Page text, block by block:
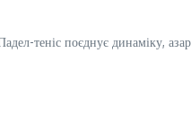
теніс поєднує динаміку,